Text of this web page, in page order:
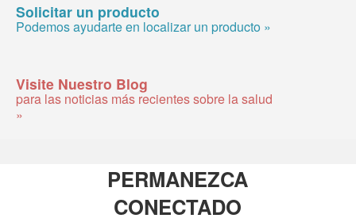
Solicitar un producto
Podemos ayudarte en localizar un producto »
Visite Nuestro Blog
para las noticias más recientes sobre la salud
»
PERMANEZCA
CONECTADO